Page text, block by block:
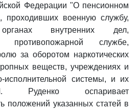
Федерации "О пенсионном
проходивших военную службу,
внутренних дел,
противопожарной службе,
за оборотом наркотических
веществ, учреждениях и
исполнительной системы, и их
Руденко оспаривает
положений указанных статей в